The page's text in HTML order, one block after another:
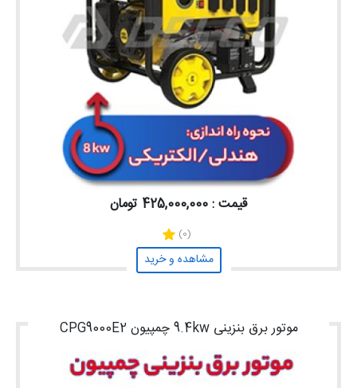
قیمت : 425,000,000 تومان
(0)
مشاهده و خرید
موتور برق بنزینی 9.4kw چمپیون CPG9000E2